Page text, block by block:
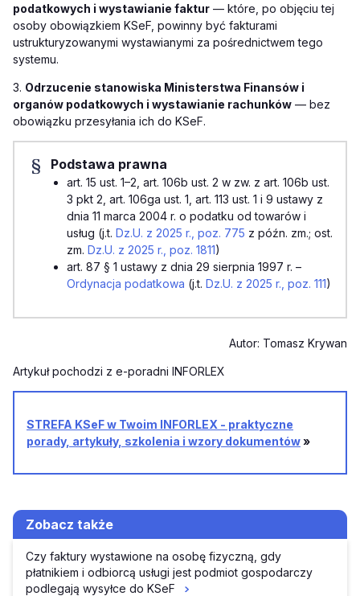
podatkowych i wystawianie faktur — które, po objęciu tej
osoby obowiązkiem KSeF, powinny być fakturami
ustrukturyzowanymi wystawianymi za pośrednictwem tego
systemu.
3. Odrzucenie stanowiska Ministerstwa Finansów i
organów podatkowych i wystawianie rachunków — bez
obowiązku przesyłania ich do KSeF.
Podstawa prawna
art. 15 ust. 1–2, art. 106b ust. 2 w zw. z art. 106b ust.
3 pkt 2, art. 106ga ust. 1, art. 113 ust. 1 i 9 ustawy z
dnia 11 marca 2004 r. o podatku od towarów i
usług (j.t. Dz.U. z 2025 r., poz. 775 z późn. zm.; ost.
zm. Dz.U. z 2025 r., poz. 1811)
art. 87 § 1 ustawy z dnia 29 sierpnia 1997 r. –
Ordynacja podatkowa (j.t. Dz.U. z 2025 r., poz. 111)
Autor: Tomasz Krywan
Artykuł pochodzi z e-poradni INFORLEX
STREFA KSeF w Twoim INFORLEX - praktyczne
porady, artykuły, szkolenia i wzory dokumentów»
Zobacz także
Czy faktury wystawione na osobę fizyczną, gdy
płatnikiem i odbiorcą usługi jest podmiot gospodarczy
podlegają wysyłce do KSeF